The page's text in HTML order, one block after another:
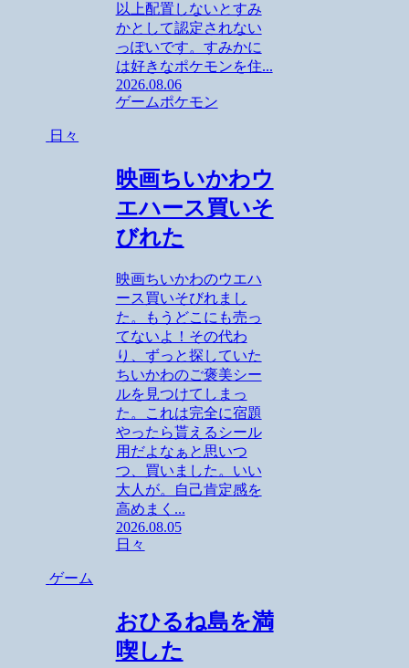
以上配置しないとすみ
かとして認定されない
っぽいです。すみかに
は好きなポケモンを住...
2026.08.06
ゲームポケモン
日々
映画ちいかわウ
エハース買いそ
びれた
映画ちいかわのウエハ
ース買いそびれまし
た。もうどこにも売っ
てないよ！その代わ
り、ずっと探していた
ちいかわのご褒美シー
ルを見つけてしまっ
た。これは完全に宿題
やったら貰えるシール
用だよなぁと思いつ
つ、買いました。いい
大人が。自己肯定感を
高めまく...
2026.08.05
日々
ゲーム
おひるね島を満
喫した